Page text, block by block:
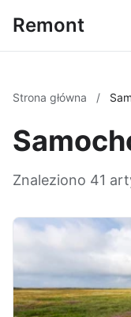
Remont
Strona główna /
Znaleziono 41